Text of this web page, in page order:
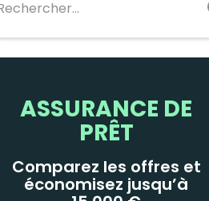
ASSURANCE DE
PRÊT
Comparez les offres et
économisez jusqu’à